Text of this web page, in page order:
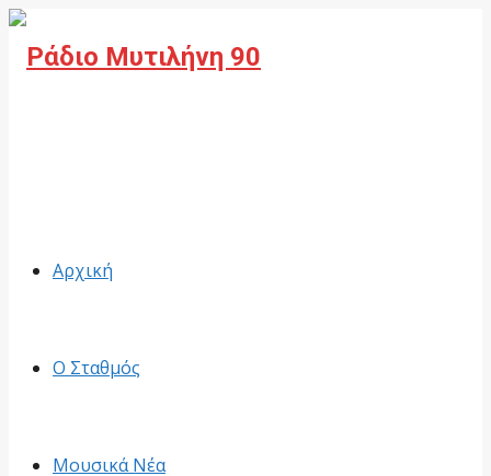
Αρχική
Ο Σταθμός
Μουσικά Νέα